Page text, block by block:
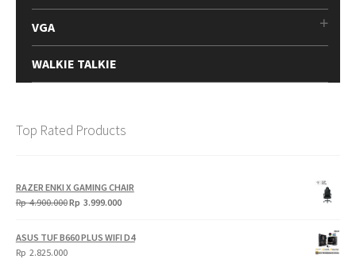
VGA
WALKIE TALKIE
Top Rated Products
RAZER ENKI X GAMING CHAIR
Rp4.900.000Original
Rp
Rp 3.999.000Current
Rp
ASUS TUF B660 PLUS WIFI D4
Rp 2.825.000